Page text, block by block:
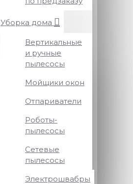
Уборка дома
Вертикальные
и ручные
пылесосы
Мойщики окон
Отпариватели
Роботы-
пылесосы
Сетевые
пылесосы
Электрошвабры